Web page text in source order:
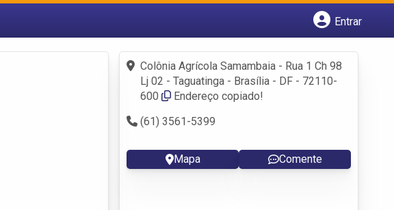
Entrar
Fazer login
Criar conta
Colônia Agrícola Samambaia - Rua 1 Ch 98
Lj 02 - Taguatinga - Brasília - DF - 72110-
600
Endereço copiado!
(61) 3561-5399
Mapa Comente